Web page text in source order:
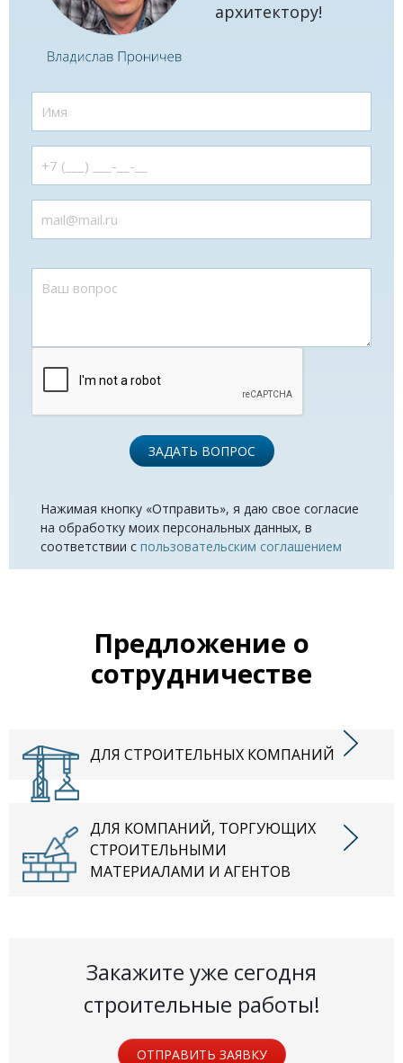
архитектору!
ЗАДАТЬ ВОПРОС
Нажимая кнопку «Отправить», я даю свое согласие
на обработку моих персональных данных, в
соответствии с пользовательским соглашением
Предложение о
сотрудничестве
ДЛЯ СТРОИТЕЛЬНЫХ КОМПАНИЙ
ДЛЯ КОМПАНИЙ, ТОРГУЮЩИХ
СТРОИТЕЛЬНЫМИ
МАТЕРИАЛАМИ И АГЕНТОВ
Закажите уже сегодня
строительные работы!
ОТПРАВИТЬ ЗАЯВКУ